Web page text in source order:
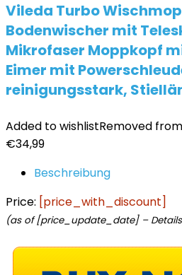
Vileda Turbo
Bodenwischer mit
Mikrofaser Moppkopf
Eimer mit
reinigungsstark,
Added to wishlistRemoved
€34,99
Beschreibung
Price: [price_with_discount]
(as of [price_update_date] – Details